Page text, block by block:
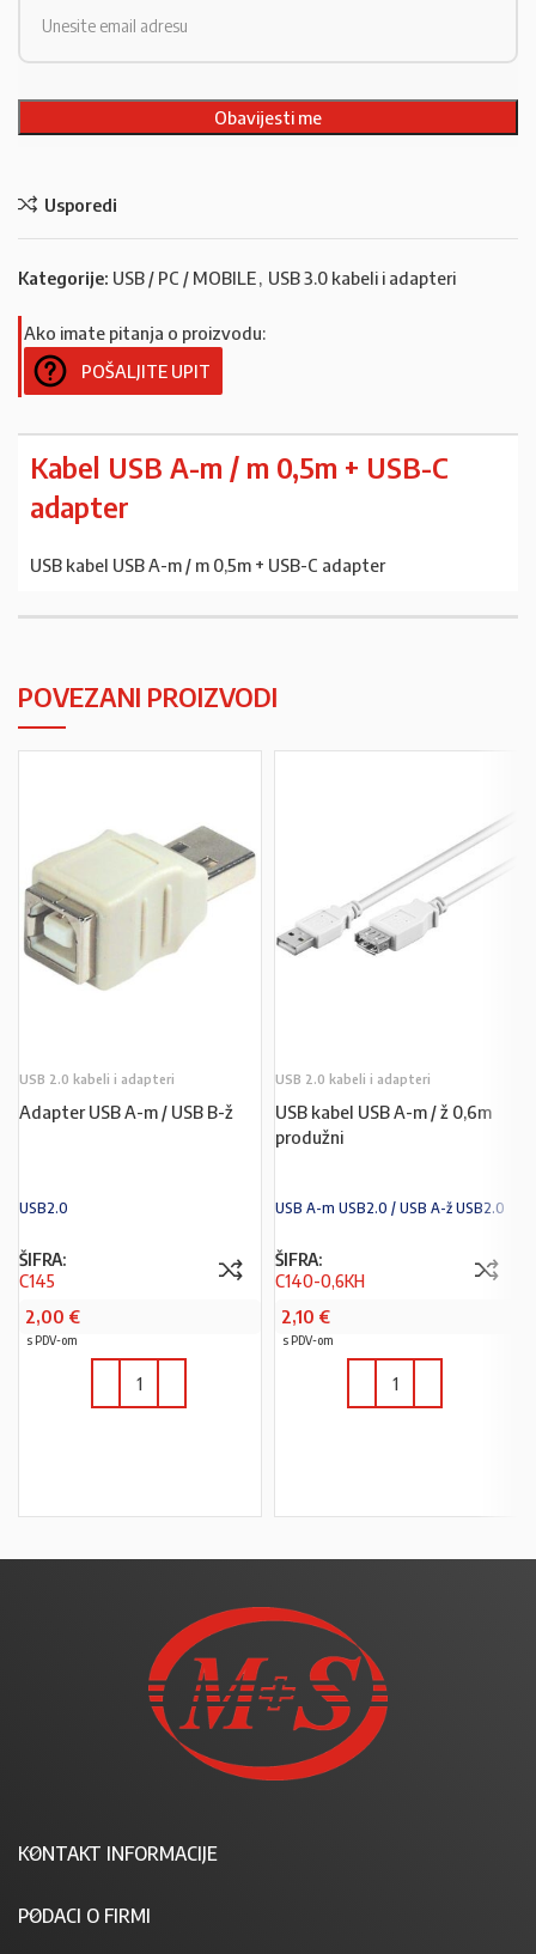
Usporedi
Kategorije: USB / PC / MOBILE, USB 3.0 kabeli i adapteri
Ako imate pitanja o proizvodu:
POŠALJITE UPIT
Kabel USB A-m / m 0,5m + USB-C
adapter
USB kabel USB A-m / m 0,5m + USB-C adapter
POVEZANI PROIZVODI
USB 2.0 kabeli i adapteri
Adapter USB A-m / USB B-ž
USB2.0
ŠIFRA:
C145
2,00 €
s PDV-om
USB 2.0 kabeli i adapteri
USB kabel USB A-m / ž 0,6m
produžni
USB A-m USB2.0 / USB A-ž USB2.0
ŠIFRA:
C140-0,6KH
2,10 €
s PDV-om
KONTAKT INFORMACIJE
PODACI O FIRMI